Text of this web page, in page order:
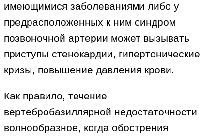
имеющимися заболеваниями либо у
предрасположенных к ним синдром
позвоночной артерии может вызывать
приступы стенокардии, гипертонические
кризы, повышение давления крови.
Как правило, течение
вертебробазиллярной недостаточности
волнообразное, когда обострения